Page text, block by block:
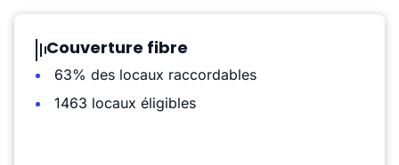
Couverture fibre
63% des locaux raccordables
1463 locaux éligibles